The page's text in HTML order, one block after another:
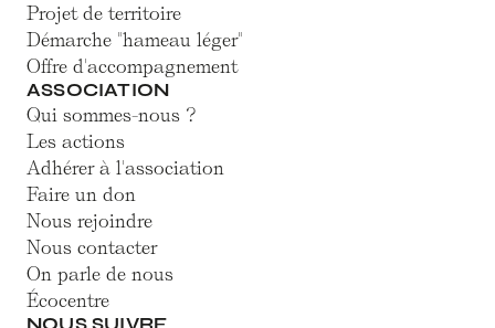
Projet de territoire
Démarche "hameau léger"
Offre d'accompagnement
ASSOCIATION
Qui sommes-nous ?
Les actions
Adhérer à l'association
Faire un don
Nous rejoindre
Nous contacter
On parle de nous
Écocentre